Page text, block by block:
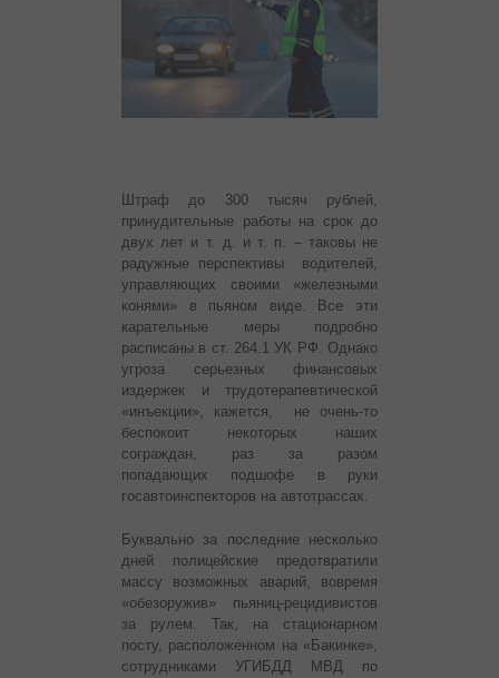
Штраф до 300 тысяч рублей,
принудительные работы на срок до
двух лет и т. д. и т. п. – таковы не
радужные перспективы водителей,
управляющих своими «железными
конями» в пьяном виде. Все эти
карательные меры подробно
расписаны в ст. 264.1 УК РФ. Однако
угроза серьезных финансовых
издержек и трудотерапевтической
«инъекции», кажется, не очень-то
беспокоит некоторых наших
сограждан, раз за разом
попадающих подшофе в руки
госавтоинспекторов на автотрассах.
Буквально за последние несколько
дней полицейские предотвратили
массу возможных аварий, вовремя
«обезоружив» пьяниц-рецидивистов
за рулем. Так, на стационарном
посту, расположенном на «Бакинке»,
сотрудниками УГИБДД МВД по